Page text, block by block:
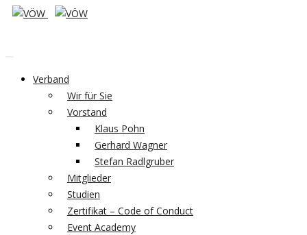
Verband
Wir für Sie
Vorstand
Klaus Pohn
Gerhard Wagner
Stefan Radlgruber
Mitglieder
Studien
Zertifikat – Code of Conduct
Event Academy